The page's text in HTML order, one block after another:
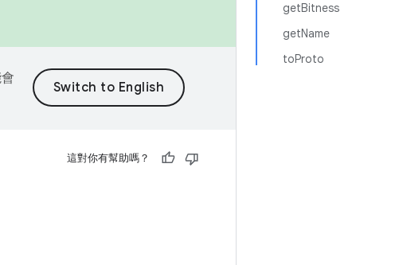
getBitness
getName
toProto
這對你有幫助嗎？